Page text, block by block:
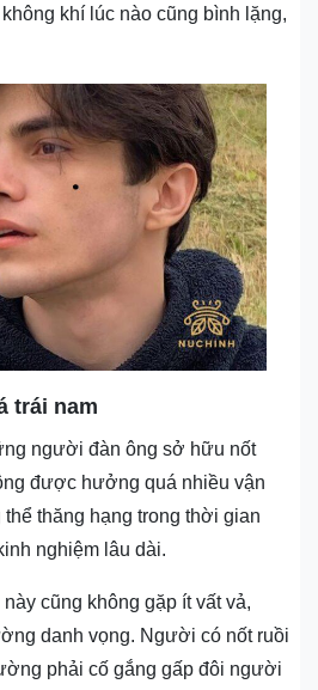
khí lúc nào cũng bình lặng,
trái nam
người đàn ông sở hữu nốt
được hưởng quá nhiều vận
thăng hạng trong thời gian
nghiệm lâu dài.
cũng không gặp ít vất vả,
danh vọng. Người có nốt ruồi
phải cố gắng gấp đôi người